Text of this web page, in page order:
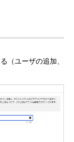
（ユーザの追加、